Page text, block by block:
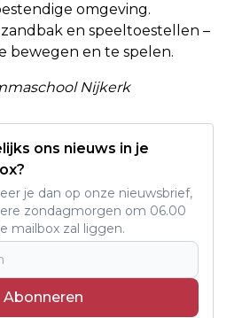
omgeving.
en speeltoestellen –
bewegen en te spelen.
Nijkerk
ons nieuws in je
je dan op onze nieuwsbrief,
zondagmorgen om 06.00
mailbox zal liggen.
Abonneren